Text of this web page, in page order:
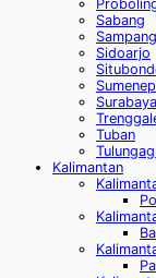
Sabang
Sampang
Sidoarjo
Sumenep
Surabaya
Tuban
Kalimantan